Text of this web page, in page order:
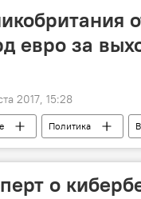
евро за
2017, 15:28
Политика
о